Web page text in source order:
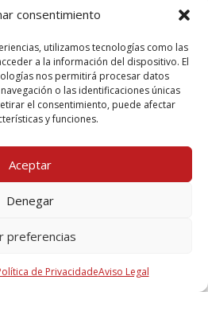
consentimiento
utilizamos tecnologías como las
a la información del dispositivo. El
nos permitirá procesar datos
o las identificaciones únicas
el consentimiento, puede afectar
y funciones.
Aceptar
Denegar
preferencias
de PrivacidadeAviso Legal
deve ser de 52mm.
do produto